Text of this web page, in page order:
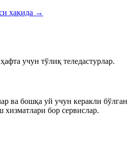
ҳақида →
учун тўлиқ теледастурлар.
ва бошқа уй учун керакли бўлган
хизматлари бор сервислар.